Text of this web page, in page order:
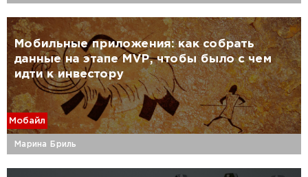
Мобильные приложения: как собрать
данные на этапе MVP, чтобы было с чем
идти к инвестору
Мобайл
Марина Бриль